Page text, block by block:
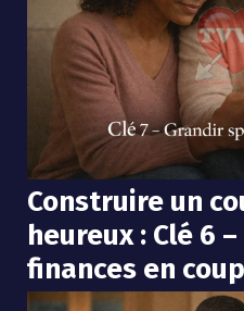
Construire un
heureux : Clé 6
finances en